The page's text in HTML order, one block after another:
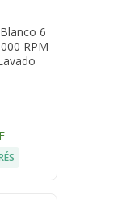
6
RPM